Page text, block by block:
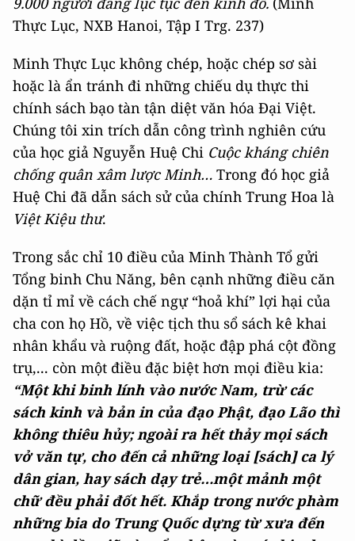
Thực Lục, NXB Hanoi, Tập I Trg. 237)
Minh Thực Lục không chép, hoặc chép sơ sài
hoặc là ẩn tránh đi những chiếu dụ thực thi
chính sách bạo tàn tận diệt văn hóa Đại Việt.
Chúng tôi xin trích dẫn công trình nghiên cứu
của học giả Nguyễn Huệ Chi Cuộc kháng chiên
chống quân xâm lược Minh… Trong đó học giả
Huệ Chi đã dẫn sách sử của chính Trung Hoa là
Việt Kiệu thư.
Trong sắc chỉ 10 điều của Minh Thành Tổ gửi
Tổng binh Chu Năng, bên cạnh những điều căn
dặn tỉ mỉ về cách chế ngự “hoả khí” lợi hại của
cha con họ Hồ, về việc tịch thu sổ sách kê khai
nhân khẩu và ruộng đất, hoặc đập phá cột đồng
trụ,... còn một điều đặc biệt hơn mọi điều kia:
“Một khi binh lính vào nước Nam, trừ các
sách kinh và bản in của đạo Phật, đạo Lão thì
không thiêu hủy; ngoài ra hết thảy mọi sách
vở văn tự, cho đến cả những loại [sách] ca lý
dân gian, hay sách dạy trẻ…một mảnh một
chữ đều phải đốt hết. Khắp trong nước phàm
những bia do Trung Quốc dựng từ xưa đến